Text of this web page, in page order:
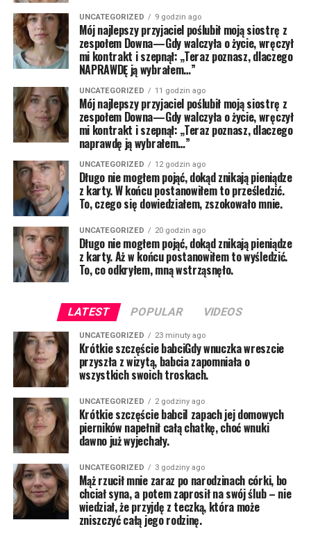
UNCATEGORIZED 9 godzin ago
Mój najlepszy przyjaciel poślubił moją siostrę z
zespołem Downa—Gdy walczyła o życie, wręczył
mi kontrakt i szepnął: „Teraz poznasz, dlaczego
NAPRAWDĘ ją wybrałem…”
UNCATEGORIZED 11 godzin ago
Mój najlepszy przyjaciel poślubił moją siostrę z
zespołem Downa—Gdy walczyła o życie, wręczył
mi kontrakt i szepnął: „Teraz poznasz, dlaczego
naprawdę ją wybrałem…”
UNCATEGORIZED 12 godzin ago
Długo nie mogłem pojąć, dokąd znikają pieniądze
z karty. W końcu postanowiłem to prześledzić.
To, czego się dowiedziałem, zszokowało mnie.
UNCATEGORIZED 20 godzin ago
Długo nie mogłem pojąć, dokąd znikają pieniądze
z karty. Aż w końcu postanowiłem to wyśledzić.
To, co odkryłem, mną wstrząsnęło.
LATEST POPULAR VIDEOS
UNCATEGORIZED 23 minuty ago
Krótkie szczęście babciGdy wnuczka wreszcie
przyszła z wizytą, babcia zapomniała o
wszystkich swoich troskach.
UNCATEGORIZED 2 godziny ago
Krótkie szczęście babciI zapach jej domowych
pierników napełnił całą chatkę, choć wnuki
dawno już wyjechały.
UNCATEGORIZED 3 godziny ago
Mąż rzucił mnie zaraz po narodzinach córki, bo
chciał syna, a potem zaprosił na swój ślub – nie
wiedział, że przyjdę z teczką, która może
zniszczyć całą jego rodzinę.